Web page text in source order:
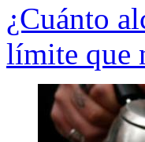
¿Cuánto
límite que